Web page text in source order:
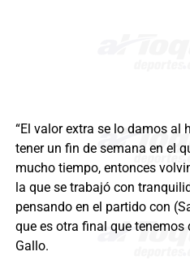
“El valor extra se lo damos al
tener un fin de semana en el
mucho tiempo, entonces
la que se trabajó con
pensando en el partido con
que es otra final que tenemos
Gallo.